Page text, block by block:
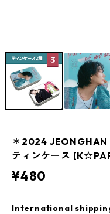
＊2024 JEONGHAN
ティンケース
¥480
International